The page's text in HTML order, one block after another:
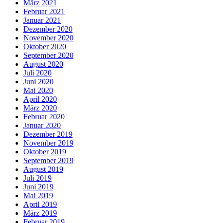
März 2021
Februar 2021
Januar 2021
Dezember 2020
November 2020
Oktober 2020
September 2020
August 2020
Juli 2020
Juni 2020
Mai 2020
April 2020
März 2020
Februar 2020
Januar 2020
Dezember 2019
November 2019
Oktober 2019
September 2019
August 2019
Juli 2019
Juni 2019
Mai 2019
April 2019
März 2019